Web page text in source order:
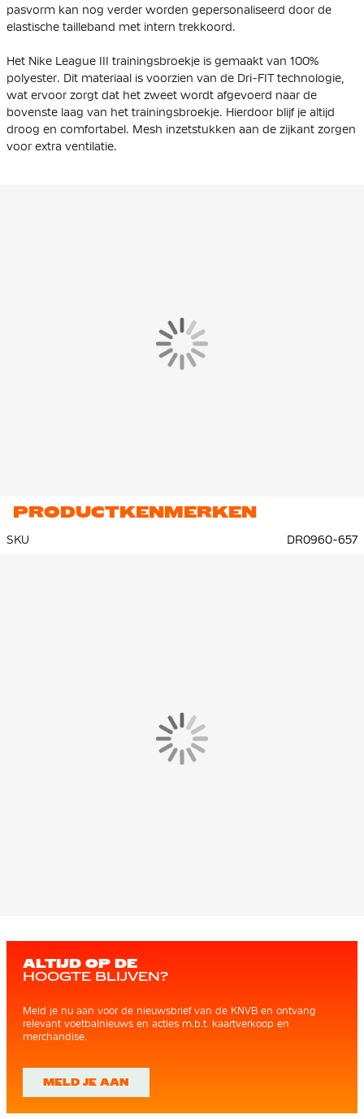
pasvorm kan nog verder worden gepersonaliseerd door de
elastische tailleband met intern trekkoord.
Het Nike League III trainingsbroekje is gemaakt van 100%
polyester. Dit materiaal is voorzien van de Dri-FIT technologie,
wat ervoor zorgt dat het zweet wordt afgevoerd naar de
bovenste laag van het trainingsbroekje. Hierdoor blijf je altijd
droog en comfortabel. Mesh inzetstukken aan de zijkant zorgen
voor extra ventilatie.
PRODUCTKENMERKEN
SKU DR0960-657
ALTIJD OP DE
HOOGTE BLIJVEN?
Meld je nu aan voor de nieuwsbrief van de KNVB en ontvang
relevant voetbalnieuws en acties m.b.t. kaartverkoop en
merchandise.
MELD JE AAN